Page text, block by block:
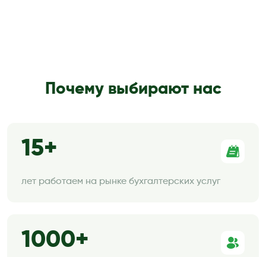
Почему выбирают нас
15
лет работаем на рынке бухгалтерских услуг
1000